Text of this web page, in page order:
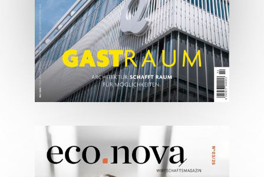
ONLINE LESEN
05/2026